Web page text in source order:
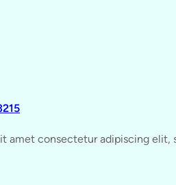
amet consectetur adipiscing elit,